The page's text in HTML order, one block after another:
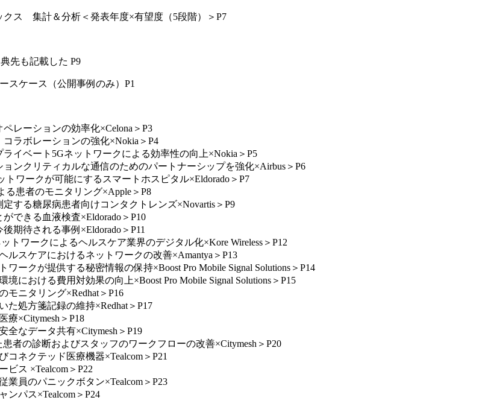
クス 集計＆分析＜発表年度×有望度（5段階）＞P7
先も記載した P9
スケース（公開事例のみ）P1
レーションの効率化×Celona＞P3
ラボレーションの強化×Nokia＞P4
イベート5Gネットワークによる効率性の向上×Nokia＞P5
ンクリティカルな通信のためのパートナーシップを強化×Airbus＞P6
ワークが可能にするスマートホスピタル×Eldorado＞P7
る患者のモニタリング×Apple＞P8
する糖尿病患者向けコンタクトレンズ×Novartis＞P9
できる血液検査×Eldorado＞P10
期待される事例×Eldorado＞P11
ワークによるヘルスケア業界のデジタル化×Kore Wireless＞P12
スケアにおけるネットワークの改善×Amantya＞P13
ークが提供する秘密情報の保持×Boost Pro Mobile Signal Solutions＞P14
における費用対効果の向上×Boost Pro Mobile Signal Solutions＞P15
モニタリング×Redhat＞P16
た処方箋記録の維持×Redhat＞P17
療×Citymesh＞P18
全なデータ共有×Citymesh＞P19
者の診断およびスタッフのワークフローの改善×Citymesh＞P20
ネクテッド医療機器×Tealcom＞P21
ス ×Tealcom＞P22
員のパニックボタン×Tealcom＞P23
ンパス×Tealcom＞P24